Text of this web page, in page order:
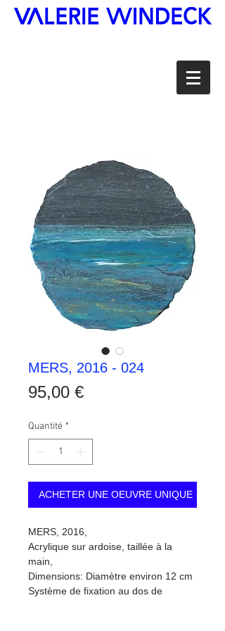
MERS, 2016 - 024
95,00 €Prix
Quantité *
ACHETER UNE OEUVRE UNIQUE
MERS, 2016,
Acrylique sur ardoise, taillée à la
main,
Dimensions: Diamètre environ 12 cm
Système de fixation au dos de